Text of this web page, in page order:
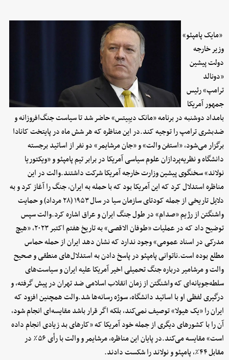
«مایک پامپئو»
وزیر خارجه
دولت پیشین
«دونالد
ترامپ» رئیس
جمهور آمریکا
بامداد دوشنبه در برنامه «مانک دیبِیتس» حاضر شد تا سیاست جنگ‌افروزانه و
ضدبشری ترامپ را توجیه کند.در این مناظره که هر شش ماه در پایتخت کانادا
برگزار می‌شود، «استفن والت» و «جان مرشایمر» دو نفر از اساتید برجسته
دانشگاه و نظریه‌پردازان علوم سیاسی آمریکا در برابر تیم پامپئو و «ویکتوریا
نولاند» سخنگوی پیشین وزارت خارجه آمریکا شرکت داشتند.والت در این
مناظره استدلال کرد که این آمریکا بود که با حمله به ایران، جنگ را آغاز کرد و به
دلایل تاریخی از جمله کودتای سازمان سیا در سال ۱۹۵۳ (۲۸ مرداد) و حمایت
واشنگتن از رژیم «صدام» در طول جنگ ایران و عراق اشاره کرد.والت سپس
توضیح داد که در عملیات «طوفان الاقصی» به تاریخ هفتم اکتبر ۲۰۲۳، «هیچ
مدرکی در اسناد عمومی» وجود ندارد که نشان دهد ایران از حمله حماس
مطلع بوده است.ناتوانی پامپئو در پاسخ دادن به استدلال‌های منطقی و صحیح
والت و مرشامیر درباره جنگ تحمیلی اخیر آمریکا علیه ایران و سیاست‌های
سلطه‌جویانه‌ای که واشنگتن از زمان انقلاب اسلامی ضد تهران در پیش گرفته، و
درگیری لفظی او با اساتید دانشگاه، سوژه رسانه‌ها شد.والت همچنین افزود که
ایران را «یک هیولا» توصیف نمی‌کند، بلکه اگر قرار باشد مقایسه‌ای انجام شود،
آن را با کشورهای دیگری از جمله خود آمریکا که «کارهای بد زیادی انجام داده
است» مقایسه می‌کند.در پایان این مناظره، مرشایمر و والت با رأی ۵۶٪ در
مقابل ۴۴٪، پامپئو و نولاند را شکست دادند.